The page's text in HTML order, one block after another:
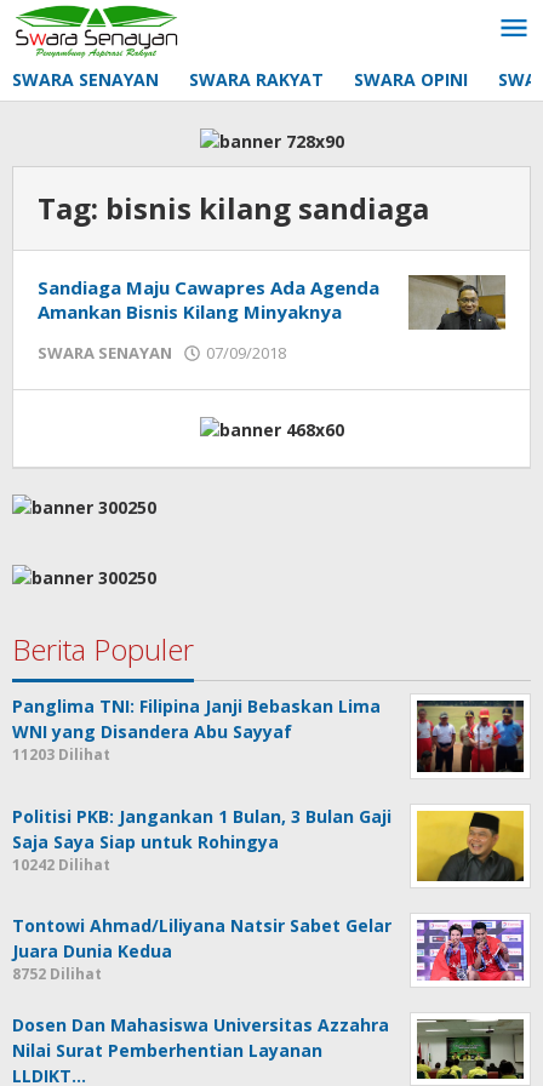
Lewati
ke
konten
SWARA SENAYAN SWARA RAKYAT SWARA OPINI
Tag: bisnis kilang sandiaga
Sandiaga Maju Cawapres Ada Agenda
Amankan Bisnis Kilang Minyaknya
SWARA SENAYAN 07/09/2018
Berita Populer
Panglima TNI: Filipina Janji Bebaskan Lima
WNI yang Disandera Abu Sayyaf
11203 Dilihat
Politisi PKB: Jangankan 1 Bulan, 3 Bulan Gaji
Saja Saya Siap untuk Rohingya
10242 Dilihat
Tontowi Ahmad/Liliyana Natsir Sabet Gelar
Juara Dunia Kedua
8752 Dilihat
Dosen Dan Mahasiswa Universitas Azzahra
Nilai Surat Pemberhentian Layanan
LLDIKT…